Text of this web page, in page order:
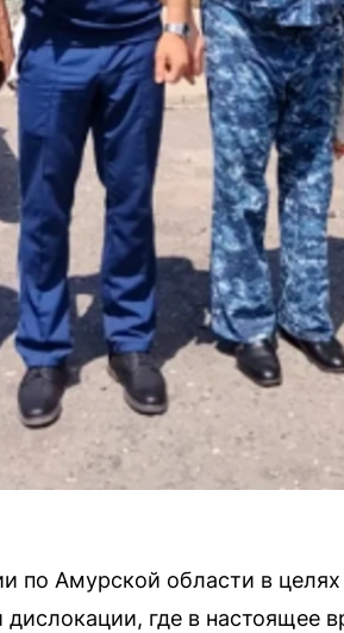
по Амурской области в
дислокации, где в настоящее